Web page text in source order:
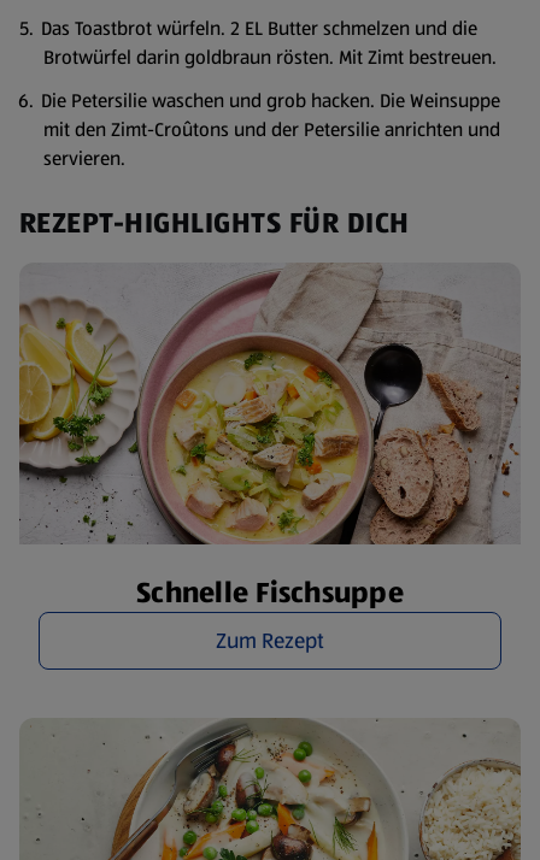
Das Toastbrot würfeln. 2 EL Butter schmelzen und die
Brotwürfel darin goldbraun rösten. Mit Zimt bestreuen.
Die Petersilie waschen und grob hacken. Die Weinsuppe
mit den Zimt-Croûtons und der Petersilie anrichten und
servieren.
REZEPT-HIGHLIGHTS FÜR DICH
Schnelle Fischsuppe
Zum Rezept